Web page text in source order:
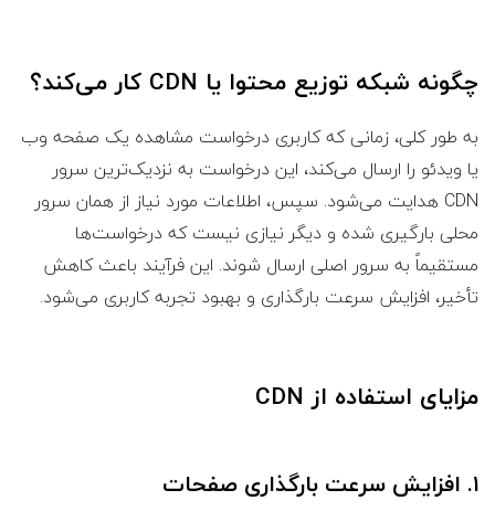
چگونه شبکه توزیع محتوا یا CDN کار می‌کند؟
به طور کلی، زمانی که کاربری درخواست مشاهده یک صفحه وب
یا ویدئو را ارسال می‌کند، این درخواست به نزدیک‌ترین سرور
CDN هدایت می‌شود. سپس، اطلاعات مورد نیاز از همان سرور
محلی بارگیری شده و دیگر نیازی نیست که درخواست‌ها
مستقیماً به سرور اصلی ارسال شوند. این فرآیند باعث کاهش
تأخیر، افزایش سرعت بارگذاری و بهبود تجربه کاربری می‌شود.
مزایای استفاده از CDN
۱. افزایش سرعت بارگذاری صفحات